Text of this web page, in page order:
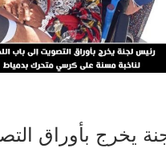
يخرج بأوراق